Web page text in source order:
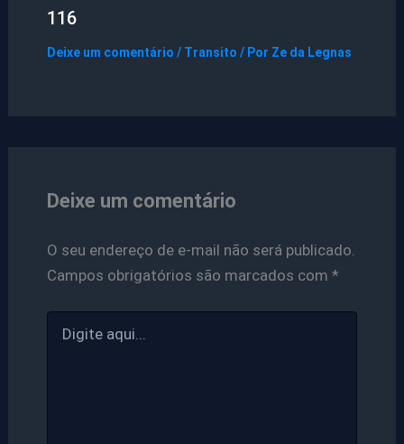
116
Deixe um comentário / Transito / Por Ze da Legnas
Deixe um comentário
O seu endereço de e-mail não será publicado.
Campos obrigatórios são marcados com *
aqui...